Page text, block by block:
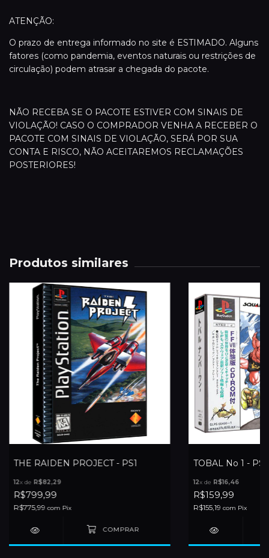
ATENÇÃO:
O prazo de entrega informado no site é ESTIMADO. Alguns
fatores (como pandemia, eventos naturais ou restrições de
circulação) podem atrasar a chegada do pacote.
NÃO RECEBA SE O PACOTE ESTIVER COM SINAIS DE
VIOLAÇÃO! CASO O COMPRADOR VENHA A RECEBER O
PACOTE COM SINAIS DE VIOLAÇÃO, SERÁ POR SUA
CONTA E RISCO, NÃO ACEITAREMOS RECLAMAÇÕES
POSTERIORES!
Produtos similares
THE RAIDEN PROJECT - PS1
12x de R$82,29
R$799,99
R$775,99com Pix
TOBAL No 1 - PS1
12x de R$16,46
R$159,99
R$155,19 com Pix